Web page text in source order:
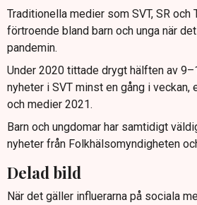
Traditionella medier som SVT, SR och
förtroende bland barn och unga när
pandemin.
Under 2020 tittade drygt hälften av
nyheter i SVT minst en gång i veckan,
och medier 2021.
Barn och ungdomar har samtidigt
nyheter från Folkhälsomyndigheten
Delad bild
När det gäller influerarna på sociala